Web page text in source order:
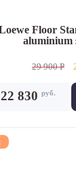
Floor
aluminium
29 900 P
22 830 руб.